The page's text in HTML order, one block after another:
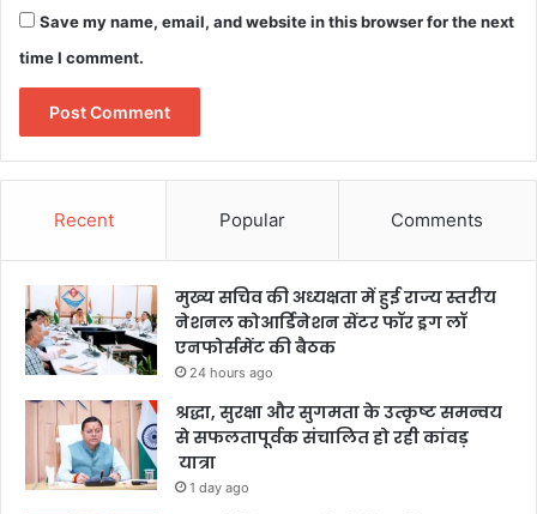
Save my name, email, and website in this browser for the next
time I comment.
Recent Popular Comments
मुख्य सचिव की अध्यक्षता में हुई राज्य स्तरीय
नेशनल कोआर्डिनेशन सेंटर फॉर ड्रग लॉ
एनफोर्समेंट की बैठक
24 hours ago
श्रद्धा, सुरक्षा और सुगमता के उत्कृष्ट समन्वय
से सफलतापूर्वक संचालित हो रही कांवड़
यात्रा
1 day ago